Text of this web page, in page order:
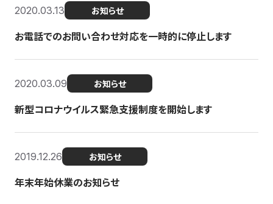
2020.03.13 お知らせ
お電話でのお問い合わせ対応を一時的に停止します
2020.03.09 お知らせ
新型コロナウイルス緊急支援制度を開始します
2019.12.26 お知らせ
年末年始休業のお知らせ